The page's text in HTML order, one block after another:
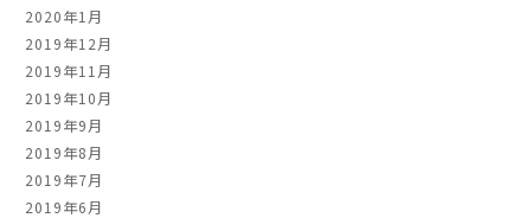
2020年1月
2019年12月
2019年11月
2019年10月
2019年9月
2019年8月
2019年7月
2019年6月